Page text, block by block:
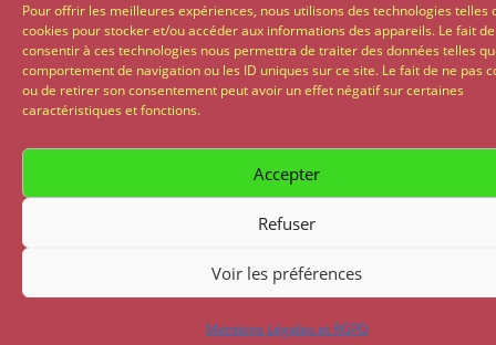
Pour offrir les meilleures expériences, nous utilisons des technologies telles
cookies pour stocker et/ou accéder aux informations des appareils. Le fait de
consentir à ces technologies nous permettra de traiter des données telles
comportement de navigation ou les ID uniques sur ce site. Le fait de ne pas
ou de retirer son consentement peut avoir un effet négatif sur certaines
caractéristiques et fonctions.
Accepter
Refuser
Voir les préférences
Mentions Légales et RGPD